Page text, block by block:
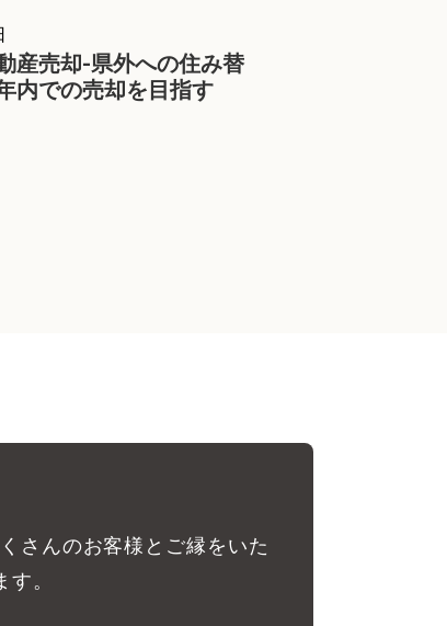
産売却-県外への住み替
内での売却を目指す
さんのお客様とご縁をいた
。